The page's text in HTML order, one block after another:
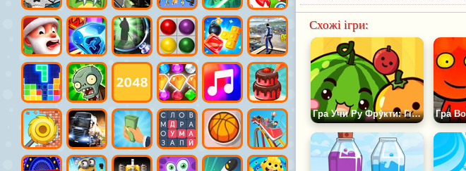
Схожі ігри:
Гра Учи Ру Фрукти: Гігантський Кавун